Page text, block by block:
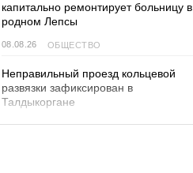
капитально ремонтирует больницу в
родном Лепсы
08.08.26 ОБЩЕСТВО
Неправильный проезд кольцевой
развязки зафиксирован в
Талдыкоргане
08.08.26 ОБЩЕСТВО